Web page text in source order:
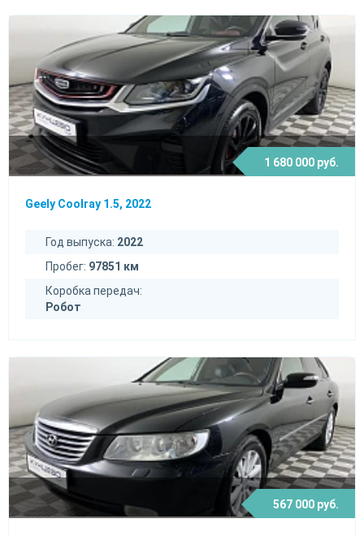
1 680 000 руб.
Geely Coolray 1.5, 2022
Год выпуска: 2022
Пробег: 97851 км
Коробка передач:
Робот
567 000 руб.